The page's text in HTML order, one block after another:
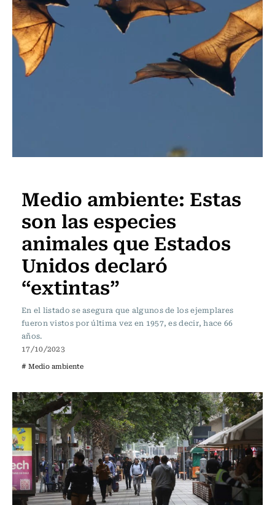
Medio ambiente: Estas
son las especies
animales que Estados
Unidos declaró
“extintas”
En el listado se asegura que algunos de los ejemplares
fueron vistos por última vez en 1957, es decir, hace 66
años.
17/10/2023
# Medio ambiente